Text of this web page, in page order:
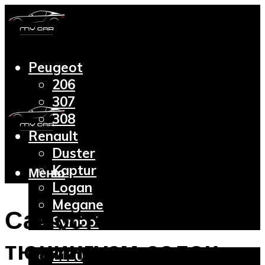
Peugeot
206
307
308
Renault
Duster
Kaptur
Logan
Megane
Symbol
2110
Меню
Самостоятельно
тюнингуем салон